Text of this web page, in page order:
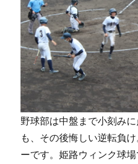
野球部は中盤まで小刻み
も、その後悔しい逆転負
ーです。姫路ウィンク球